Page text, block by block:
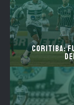
Coritiba: